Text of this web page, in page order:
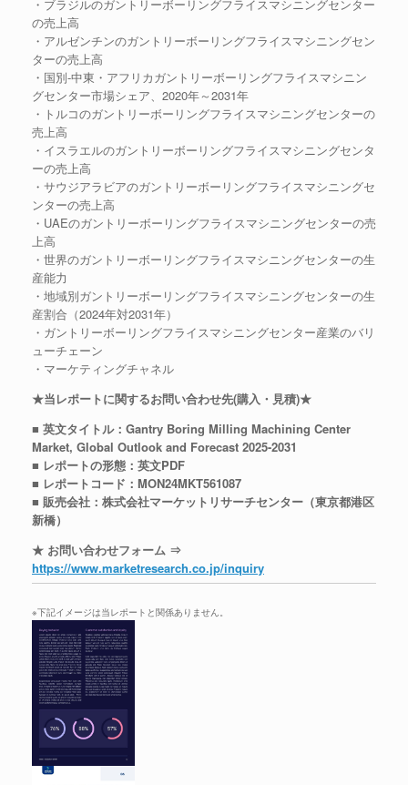
・ブラジルのガントリーボーリングフライスマシニングセンター
の売上高
・アルゼンチンのガントリーボーリングフライスマシニングセン
ターの売上高
・国別-中東・アフリカガントリーボーリングフライスマシニン
グセンター市場シェア、2020年～2031年
・トルコのガントリーボーリングフライスマシニングセンターの
売上高
・イスラエルのガントリーボーリングフライスマシニングセンタ
ーの売上高
・サウジアラビアのガントリーボーリングフライスマシニングセ
ンターの売上高
・UAEのガントリーボーリングフライスマシニングセンターの売
上高
・世界のガントリーボーリングフライスマシニングセンターの生
産能力
・地域別ガントリーボーリングフライスマシニングセンターの生
産割合（2024年対2031年）
・ガントリーボーリングフライスマシニングセンター産業のバリ
ューチェーン
・マーケティングチャネル
★当レポートに関するお問い合わせ先(購入・見積)★
■ 英文タイトル：Gantry Boring Milling Machining Center
Market, Global Outlook and Forecast 2025-2031
■ レポートの形態：英文PDF
■ レポートコード：MON24MKT561087
■ 販売会社：株式会社マーケットリサーチセンター（東京都港区
新橋）
★ お問い合わせフォーム ⇒
https://www.marketresearch.co.jp/inquiry
※下記イメージは当レポートと関係ありません。